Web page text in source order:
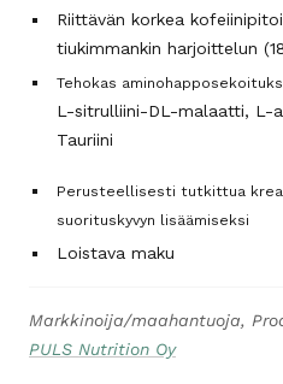
Riittävän korkea
tiukimmankin harjoittelun
Tehokas
L-sitrulliini-DL-malaatti, L-
Tauriini
Perusteellisesti tutkittua
suorituskyvyn lisäämiseksi
Loistava maku
Markkinoija/maahantuoja,
PULS Nutrition Oy